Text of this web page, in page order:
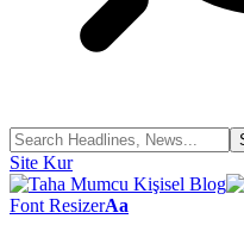
Site Kur
Font ResizerAa